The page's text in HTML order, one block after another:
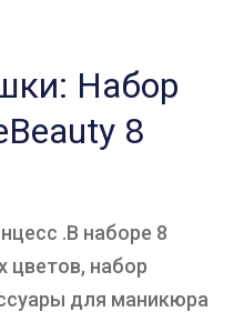
Набор
8
.В наборе 8
цветов, набор
для маникюра